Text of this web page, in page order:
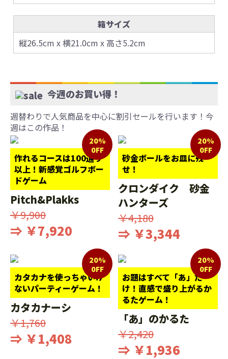
箱サイズ
縦26.5cm x 横21.0cm x 高さ5.2cm
今週のお買い得！
週替わりで人気商品を中心に割引セールを行います！今
週はこの作品！
作れるコースは100通り
以上！新感覚ゴルフボー
ドゲーム
20%
0FF
Pitch&Plakks
￥9,900
⇒ ￥7,920
砂金ボールをお皿に残
せ！
20%
0FF
クロンダイク 砂金
ハンターズ
￥4,180
⇒ ￥3,344
カタカナを使っちゃいけ
ないパーティーゲーム！
20%
0FF
カタカナーシ
￥1,760
⇒ ￥1,408
お題はすべて「あ」だ
け！直感で盛り上がるか
るたゲーム！
20%
0FF
「あ」のかるた
￥2,420
⇒ ￥1,936